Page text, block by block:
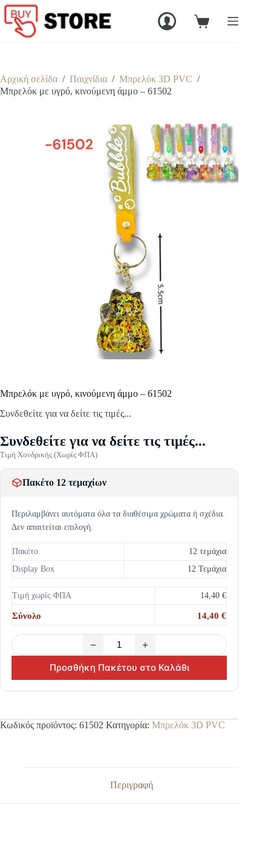
Μετάβαση
στο
περιεχόμενο
Καλάθι
Αρχική σελίδα / Παιχνίδια / Μπρελόκ 3D PVC /
Mπρελόκ με υγρό, κινούμενη άμμο – 61502
Mπρελόκ με υγρό, κινούμενη άμμο – 61502
Συνδεθείτε για να δείτε τις τιμές...
Συνδεθείτε για να δείτε τις τιμές...
Τιμή Χονδρικής (Χωρίς ΦΠΑ)
Πακέτο 12 τεμαχίων
Περιλαμβάνει αυτόματα όλα τα διαθέσιμα χρώματα ή σχέδια.
Δεν απαιτείται επιλογή.
Πακέτο
12 τεμάχια
Display Box
12 Τεμάχια
Τιμή χωρίς ΦΠΑ 14,40 €
Σύνολο 14,40 €
− +
Προσθήκη Πακέτου στο Καλάθι
Κωδικός προϊόντος: 61502 Κατηγορία: Μπρελόκ 3D PVC
Περιγραφή